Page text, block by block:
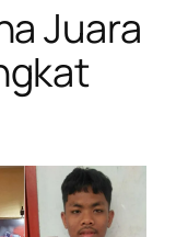
Juara